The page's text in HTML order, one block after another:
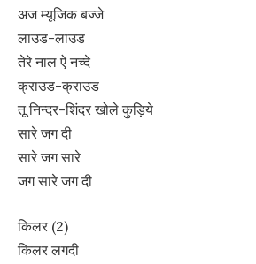
अज म्यूजिक बज्जे
लाउड-लाउड
तेरे नाल ऐ नच्दे
क्राउड-क्राउड
तू निन्दर-शिंदर खोले कुड़िये
सारे जग दी
सारे जग सारे
जग सारे जग दी
किलर (2)
किलर लगदी